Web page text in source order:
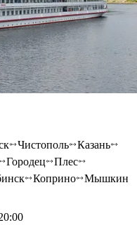
Чистополь
Казань
Городец
Плес
Коприно
Мышкин